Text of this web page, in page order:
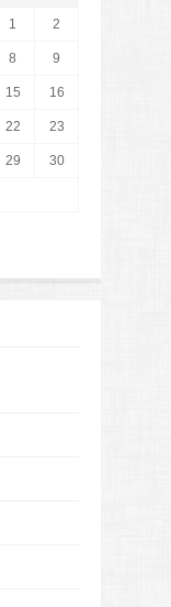
1 2
8 9
15 16
22 23
29 30